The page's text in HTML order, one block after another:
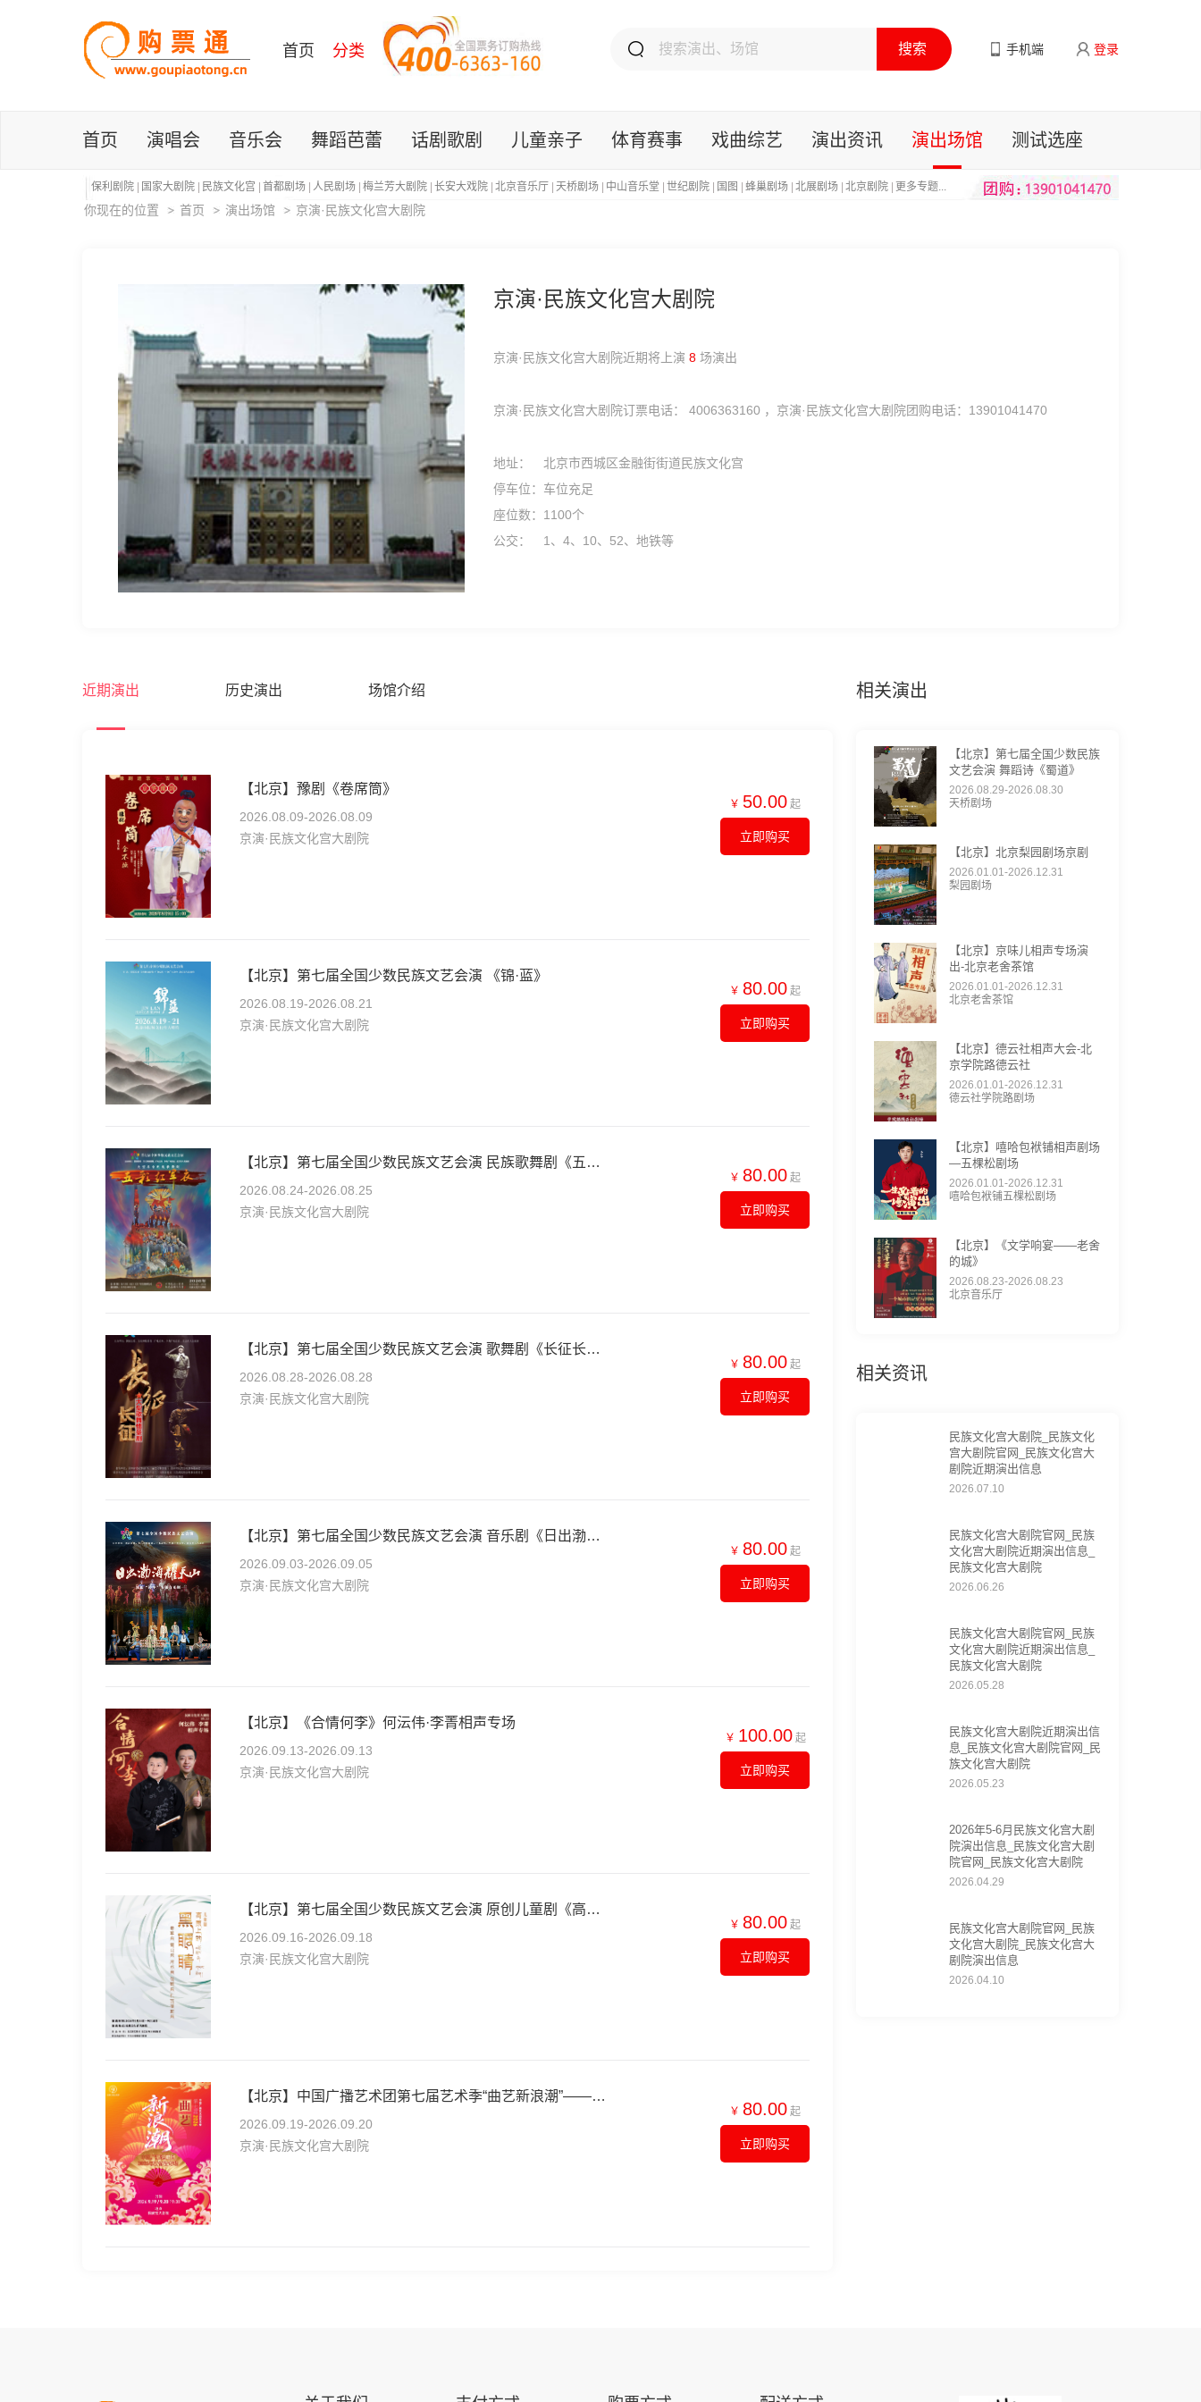
首页 分类 手机端 登录
首页 演唱会 音乐会 舞蹈芭蕾 话剧歌剧 儿童亲子 体育赛事 戏曲综艺 演出资讯 演出场馆 测试选座
保利剧院 国家大剧院 民族文化宫 首都剧场 人民剧场 梅兰芳大剧院 长安大戏院 北京音乐厅 天桥剧场 中山音乐堂 世纪剧院 国图 蜂巢剧场 北展剧场 北京剧院 更多专题...
你现在的位置 首页 演出场馆 京演·民族文化宫大剧院
京演·民族文化宫大剧院
京演·民族文化宫大剧院近期将上演 8 场演出
京演·民族文化宫大剧院订票电话： 4006363160 ，京演·民族文化宫大剧院团购电话：13901041470
地址：
北京市西城区金融街街道民族文化宫
停车位： 车位充足
座位数： 1100个
公交：
1、4、10、52、地铁等
近期演出 历史演出 场馆介绍
【北京】豫剧《卷席筒》
2026.08.09-2026.08.09
京演·民族文化宫大剧院
￥ 50.00 起
立即购买
【北京】第七届全国少数民族文艺会演 《锦·蓝》
2026.08.19-2026.08.21
京演·民族文化宫大剧院
￥ 80.00 起
立即购买
【北京】第七届全国少数民族文艺会演 民族歌舞剧《五彩红军衣》
2026.08.24-2026.08.25
京演·民族文化宫大剧院
￥ 80.00 起
立即购买
【北京】第七届全国少数民族文艺会演 歌舞剧《长征长征》
2026.08.28-2026.08.28
京演·民族文化宫大剧院
￥ 80.00 起
立即购买
【北京】第七届全国少数民族文艺会演 音乐剧《日出渤海耀天山》
2026.09.03-2026.09.05
京演·民族文化宫大剧院
￥ 80.00 起
立即购买
【北京】《合情何李》何沄伟·李菁相声专场
2026.09.13-2026.09.13
京演·民族文化宫大剧院
￥ 100.00 起
立即购买
【北京】第七届全国少数民族文艺会演 原创儿童剧《高原上的黑眼睛》
2026.09.16-2026.09.18
京演·民族文化宫大剧院
￥ 80.00 起
立即购买
【北京】中国广播艺术团第七届艺术季“曲艺新浪潮”——中国广播说唱团2026年新作品专场
2026.09.19-2026.09.20
京演·民族文化宫大剧院
￥ 80.00 起
立即购买
相关演出
【北京】第七届全国少数民族
文艺会演 舞蹈诗《蜀道》
2026.08.29-2026.08.30
天桥剧场
【北京】北京梨园剧场京剧
2026.01.01-2026.12.31
梨园剧场
【北京】京味儿相声专场演
出-北京老舍茶馆
2026.01.01-2026.12.31
北京老舍茶馆
【北京】德云社相声大会-北
京学院路德云社
2026.01.01-2026.12.31
德云社学院路剧场
【北京】嘻哈包袱铺相声剧场
—五棵松剧场
2026.01.01-2026.12.31
嘻哈包袱铺五棵松剧场
【北京】《文学响宴——老舍
的城》
2026.08.23-2026.08.23
北京音乐厅
相关资讯
民族文化宫大剧院_民族文化
宫大剧院官网_民族文化宫大
剧院近期演出信息
2026.07.10
民族文化宫大剧院官网_民族
文化宫大剧院近期演出信息_
民族文化宫大剧院
2026.06.26
民族文化宫大剧院官网_民族
文化宫大剧院近期演出信息_
民族文化宫大剧院
2026.05.28
民族文化宫大剧院近期演出信
息_民族文化宫大剧院官网_民
族文化宫大剧院
2026.05.23
2026年5-6月民族文化宫大剧
院演出信息_民族文化宫大剧
院官网_民族文化宫大剧院
2026.04.29
民族文化宫大剧院官网_民族
文化宫大剧院_民族文化宫大
剧院演出信息
2026.04.10